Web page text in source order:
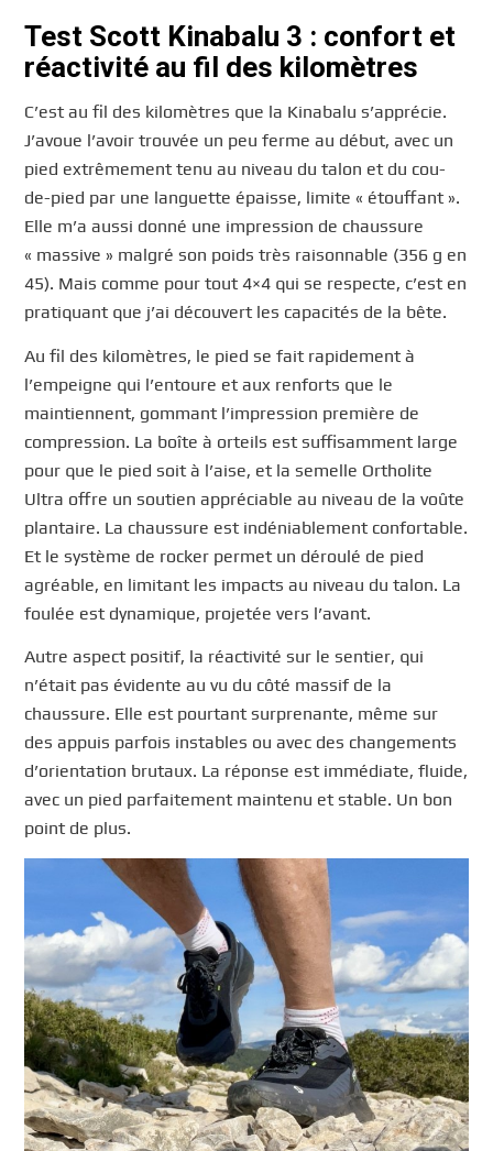
Test Scott Kinabalu 3 : confort et
réactivité au fil des kilomètres
C’est au fil des kilomètres que la Kinabalu s’apprécie.
J’avoue l’avoir trouvée un peu ferme au début, avec un
pied extrêmement tenu au niveau du talon et du cou-
de-pied par une languette épaisse, limite « étouffant ».
Elle m’a aussi donné une impression de chaussure
« massive » malgré son poids très raisonnable (356 g en
45). Mais comme pour tout 4×4 qui se respecte, c’est en
pratiquant que j’ai découvert les capacités de la bête.
Au fil des kilomètres, le pied se fait rapidement à
l’empeigne qui l’entoure et aux renforts que le
maintiennent, gommant l’impression première de
compression. La boîte à orteils est suffisamment large
pour que le pied soit à l’aise, et la semelle Ortholite
Ultra offre un soutien appréciable au niveau de la voûte
plantaire. La chaussure est indéniablement confortable.
Et le système de rocker permet un déroulé de pied
agréable, en limitant les impacts au niveau du talon. La
foulée est dynamique, projetée vers l’avant.
Autre aspect positif, la réactivité sur le sentier, qui
n’était pas évidente au vu du côté massif de la
chaussure. Elle est pourtant surprenante, même sur
des appuis parfois instables ou avec des changements
d’orientation brutaux. La réponse est immédiate, fluide,
avec un pied parfaitement maintenu et stable. Un bon
point de plus.